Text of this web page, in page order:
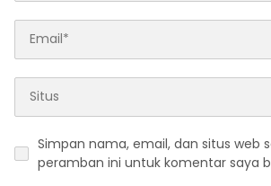
Simpan nama, email, dan situs web
peramban ini untuk komentar saya